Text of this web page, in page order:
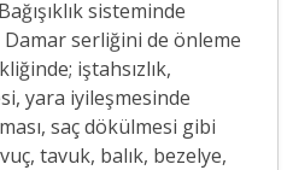
sisteminde
serliğini de önleme
iştahsızlık,
yara iyileşmesinde
saç dökülmesi gibi
tavuk, balık, bezelye,